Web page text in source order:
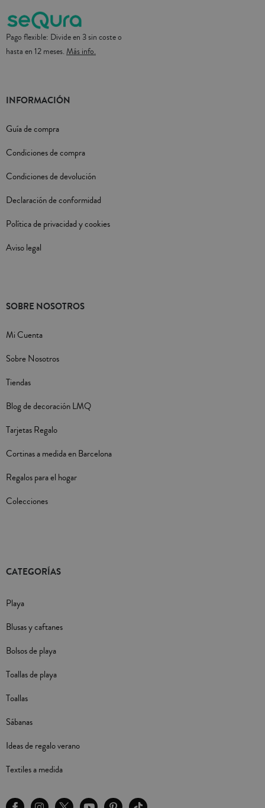
Pago flexible: Divide en 3 sin coste o
hasta en 12 meses. Más info.
INFORMACIÓN
Guía de compra
Condiciones de compra
Condiciones de devolución
Declaración de conformidad
Política de privacidad y cookies
Aviso legal
SOBRE NOSOTROS
Mi Cuenta
Sobre Nosotros
Tiendas
Blog de decoración LMQ
Tarjetas Regalo
Cortinas a medida en Barcelona
Regalos para el hogar
Colecciones
CATEGORÍAS
Playa
Blusas y caftanes
Bolsos de playa
Toallas de playa
Toallas
Sábanas
Ideas de regalo verano
Textiles a medida